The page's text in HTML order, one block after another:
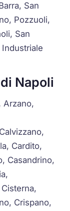
San
Pozzuoli,
San
Napoli
Arzano,
Cardito,
Casandrino,
Crispano,